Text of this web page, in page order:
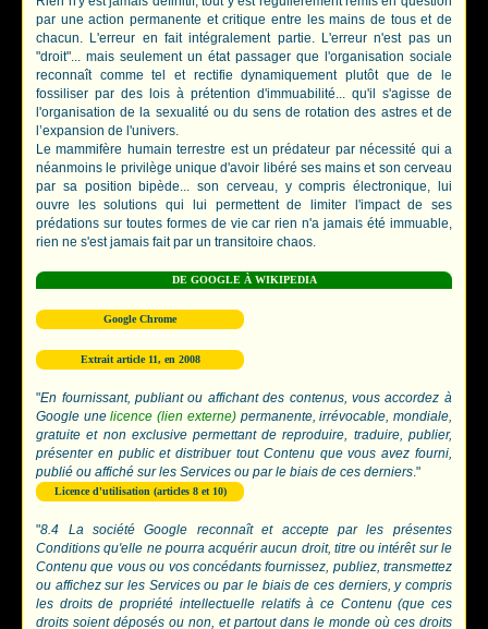
par une action permanente et critique entre les mains de tous et de
chacun. L'erreur en fait intégralement partie. L'erreur n'est pas un
"droit"... mais seulement un état passager que l'organisation sociale
reconnaît comme tel et rectifie dynamiquement plutôt que de le
fossiliser par des lois à prétention d'immuabilité... qu'il s'agisse de
l'organisation de la sexualité ou du sens de rotation des astres et de
l’expansion de l'univers.
Le mammifère humain terrestre est un prédateur par nécessité qui a
néanmoins le privilège unique d'avoir libéré ses mains et son cerveau
par sa position bipède... son cerveau, y compris électronique, lui
ouvre les solutions qui lui permettent de limiter l'impact de ses
prédations sur toutes formes de vie car rien n'a jamais été immuable,
rien ne s'est jamais fait par un transitoire chaos.
DE GOOGLE À WIKIPEDIA
Google Chrome
Extrait article 11, en 2008
"En fournissant, publiant ou affichant des contenus, vous accordez à
Google unelicence (lien externe)permanente, irrévocable, mondiale,
gratuite et non exclusive permettant de reproduire, traduire, publier,
présenter en public et distribuer tout Contenu que vous avez fourni,
publié ou affiché sur les Services ou par le biais de ces derniers ."
Licence d'utilisation (articles 8 et 10)
"8.4 La société Google reconnaît et accepte par les présentes
Conditions qu'elle ne pourra acquérir aucun droit, titre ou intérêt sur le
Contenu que vous ou vos concédants fournissez, publiez, transmettez
ou affichez sur les Services ou par le biais de ces derniers, y compris
les droits de propriété intellectuelle relatifs à ce Contenu (que ces
droits soient déposés ou non, et partout dans le monde où ces droits